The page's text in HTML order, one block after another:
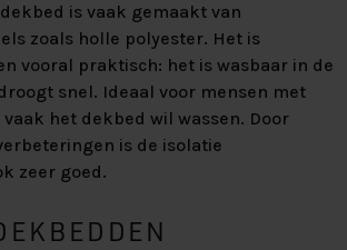
is vaak gemaakt van
zoals holle polyester. Het is
vooral praktisch: het is wasbaar in de
snel. Ideaal voor mensen met
het dekbed wil wassen. Door
is de isolatie
zeer goed.